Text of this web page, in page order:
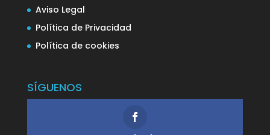
Aviso Legal
Política de Privacidad
Política de cookies
SÍGUENOS